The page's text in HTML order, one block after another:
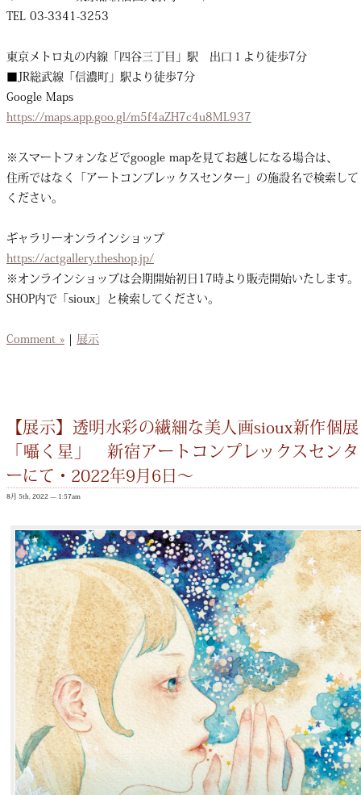
TEL 03-3341-3253
東京メトロ丸の内線「四谷三丁目」駅 出口１より徒歩7分
■JR総武線「信濃町」駅より徒歩7分
Google Maps
https://maps.app.goo.gl/m5f4aZH7c4u8ML937
※スマートフォンなどでgoogle mapを見てお越しになる場合は、
住所ではなく「アートコンプレックスセンター」の施設名で検索して
ください。
ギャラリーオンラインショップ
https://actgallery.theshop.jp/
※オンラインショップは会期開始初日17時より販売開始いたします。
SHOP内で「sioux」と検索してください。
Comment » | 展示
【展示】透明水彩の繊細な美人画sioux新作個展
「囁く星」 新宿アートコンプレックスセンタ
ーにて・2022年9月6日〜
8月 5th, 2022 — 1:57am